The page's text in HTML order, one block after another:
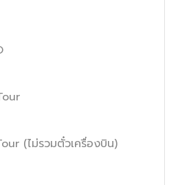
(ไม่รวมตั๋วเครื่องบิน)